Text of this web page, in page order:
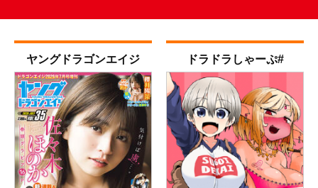
ヤングドラゴンエイジ ドラドラ しゃーぷ#